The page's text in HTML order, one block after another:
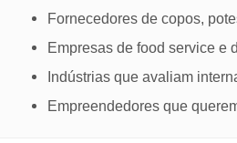
Para quem a
A análise deve considerar o
especialmente a: